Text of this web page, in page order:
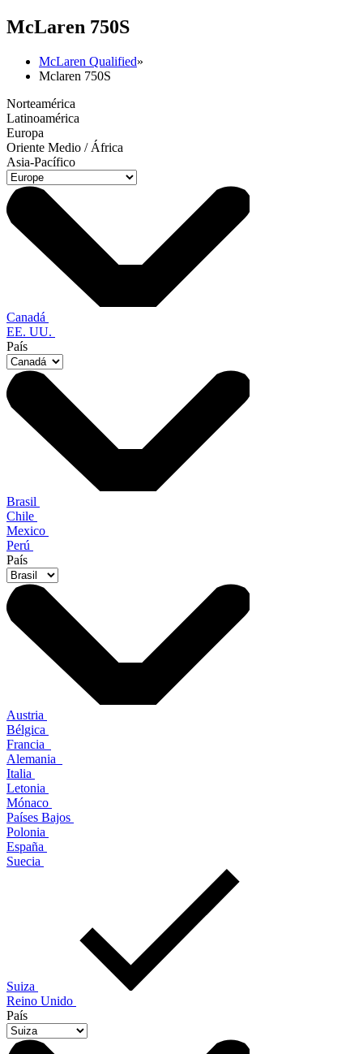
McLaren 750S
McLaren Qualified»
Mclaren 750S
Norteamérica
Latinoamérica
Europa
Oriente Medio / África
Asia-Pacífico
Canadá
EE. UU.
País
Brasil
Chile
Mexico
Perú
País
Austria
Bélgica
Francia
Alemania
Italia
Letonia
Mónaco
Países Bajos
Polonia
España
Suecia
Suiza
Reino Unido
País